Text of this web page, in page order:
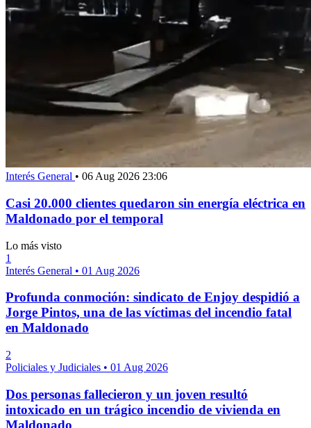
Interés General • 06 Aug 2026 23:06
Casi 20.000 clientes quedaron sin energía eléctrica en
Maldonado por el temporal
Lo más visto
1
Interés General • 01 Aug 2026
Profunda conmoción: sindicato de Enjoy despidió a
Jorge Pintos, una de las víctimas del incendio fatal
en Maldonado
2
Policiales y Judiciales • 01 Aug 2026
Dos personas fallecieron y un joven resultó
intoxicado en un trágico incendio de vivienda en
Maldonado